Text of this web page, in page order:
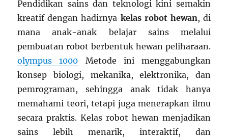
Pendidikan sains dan teknologi kini semakin
kreatif dengan hadirnya kelas robot hewan, di
mana anak-anak belajar sains melalui
pembuatan robot berbentuk hewan peliharaan.
olympus 1000 Metode ini menggabungkan
konsep biologi, mekanika, elektronika, dan
pemrograman, sehingga anak tidak hanya
memahami teori, tetapi juga menerapkan ilmu
secara praktis. Kelas robot hewan menjadikan
sains lebih menarik, interaktif, dan